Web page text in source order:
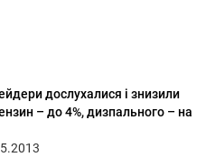
дослухалися і знизили
– до 4%, дизпального – на